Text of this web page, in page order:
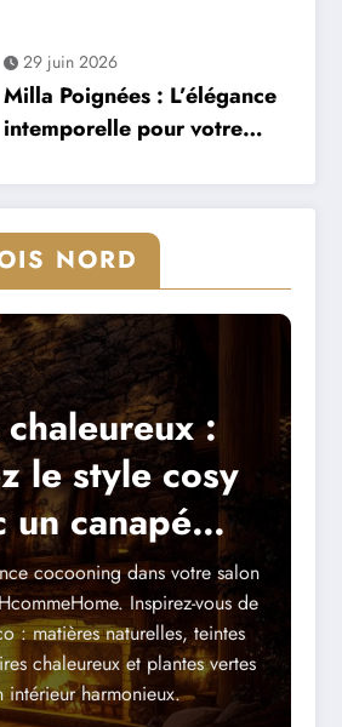
esthétique et confort
29 juin 2026
Milla Poignées : L’élégance
intemporelle pour votre
NORD
:
le style cosy
un canapé
cocooning dans votre salon
Inspirez-vous de
: matières naturelles, teintes
chaleureux et plantes vertes
intérieur harmonieux.